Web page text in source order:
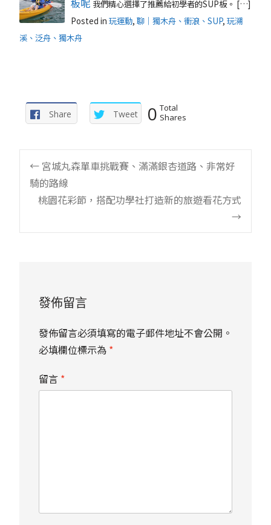
我們精心選擇了推薦給初學者的SUP板。 […]
Posted in 玩運動, 聊｜獨木舟、衝浪、SUP, 玩溯
溪、泛舟、獨木舟
Share Tweet 0 Total
Shares
Post
navigation
← 宮城丸森單車挑戰賽、滿滿銀杏道路、非常好
騎的路線
桃園花彩節，搭配功學社打造新的旅遊看花方式
→
發佈留言
發佈留言必須填寫的電子郵件地址不會公開。
必填欄位標示為 *
留言 *